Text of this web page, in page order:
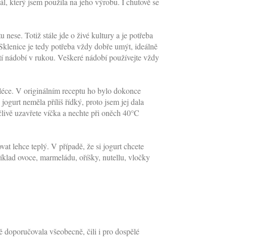
nese. Totiž stále jde o živé kultury a je potřeba
je tedy potřeba vždy dobře umýt, ideálně
v rukou. Veškeré nádobí používejte vždy
V originálním receptu ho bylo dokonce
neměla příliš řídký, proto jsem jej dala
uzavřete víčka a nechte při oněch 40°C
lehce teplý. V případě, že si jogurt chcete
ovoce, marmeládu, oříšky, nutellu, vločky
všeobecně, čili i pro dospělé